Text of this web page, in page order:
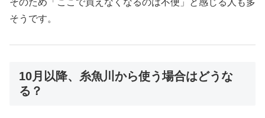
そうです。
10月以降、糸魚川から使う場合はどうな
る？